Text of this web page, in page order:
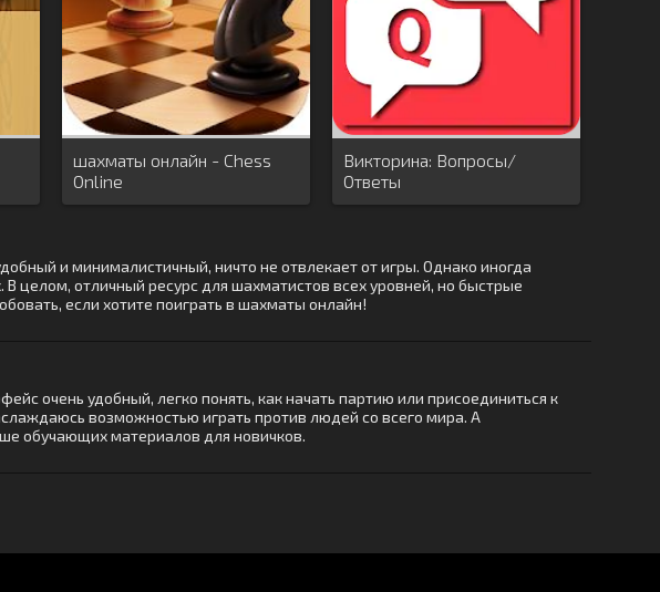
шахматы онлайн - Chess
Online
Викторина: Вопросы/
Ответы
и минималистичный, ничто не отвлекает от игры. Однако иногда
целом, отличный ресурс для шахматистов всех уровней, но быстрые
если хотите поиграть в шахматы онлайн!
очень удобный, легко понять, как начать партию или присоединиться к
возможностью играть против людей со всего мира. А
обучающих материалов для новичков.